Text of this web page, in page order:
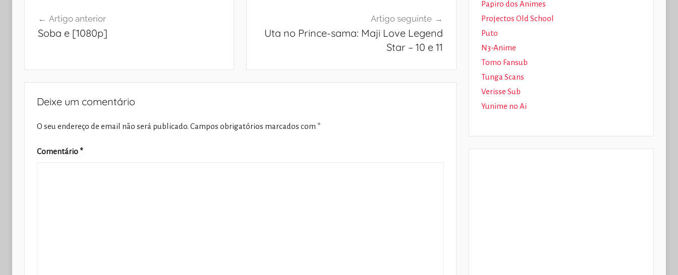
Artigo anterior
Soba e [1080p]
Artigo seguinte
Uta no Prince-sama: Maji Love Legend
Star – 10 e 11
Deixe um comentário
O seu endereço de email não será publicado. Campos obrigatórios marcados com *
Comentário *
Papiro dos Animes
Projectos Old School
Puto
N3-Anime
Tomo Fansub
Tunga Scans
Verisse Sub
Yunime no Ai